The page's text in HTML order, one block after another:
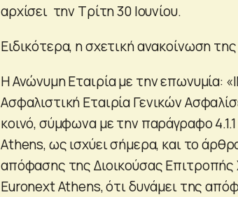
αρχίσει την Τρίτη 30 Ιουνίου.
Ειδικότερα, η σχετική ανακοίνωση
Η Ανώνυμη Εταιρία με την επωνυμία:
Ασφαλιστική Εταιρία Γενικών
κοινό, σύμφωνα με την παράγραφο
Athens, ως ισχύει σήμερα, και το
απόφασης της Διοικούσας
Euronext Athens, ότι δυνάμει της